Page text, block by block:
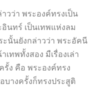
วว่า พระองค์ทรงเป็น
นทร์ เป็นเทพแห่งลม
ะนั้นยังกล่าวว่า พระอัคนี
ทพทั้งสอง มืเรื่องเล่า
รั้ง คือ พระองค์ทรง
บางครั้งก็ทรงประสูติ